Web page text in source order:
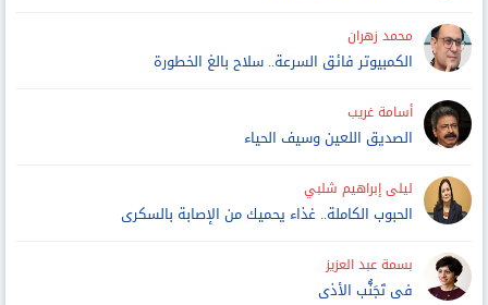
محمد زهران
الكمبيوتر فائق السرعة.. سلاح بالغ الخطورة
أسامة غريب
الصديق اللعين وسيف الحياء
ليلى إبراهيم شلبي
الحبوب الكاملة.. غذاء يحميك من الإصابة بالسكرى
بسمة عبد العزيز
فى تَجَنُّب الأذى